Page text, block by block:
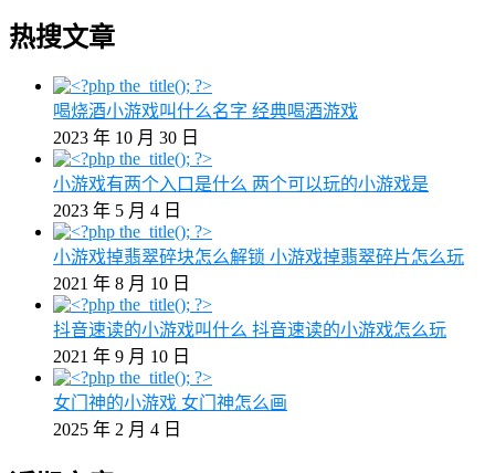
热搜文章
喝烧酒小游戏叫什么名字 经典喝酒游戏
2023 年 10 月 30 日
小游戏有两个入口是什么 两个可以玩的小游戏是
2023 年 5 月 4 日
小游戏掉翡翠碎块怎么解锁 小游戏掉翡翠碎片怎么玩
2021 年 8 月 10 日
抖音速读的小游戏叫什么 抖音速读的小游戏怎么玩
2021 年 9 月 10 日
女门神的小游戏 女门神怎么画
2025 年 2 月 4 日